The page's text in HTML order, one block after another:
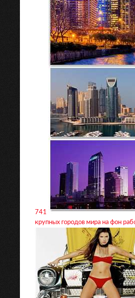
741
крупных городов мира на фон